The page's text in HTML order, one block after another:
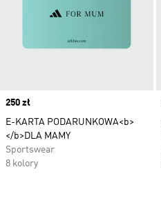
Price
250 zł
E-KARTA PODARUNKOWA<b>
</b>DLA MAMY
Sportswear
8 kolory